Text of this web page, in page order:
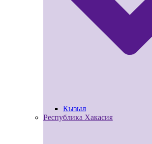
Кызыл
Республика Хакасия